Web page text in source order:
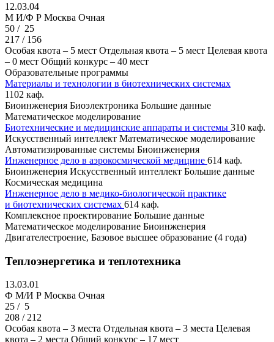
12.03.04
M И/Ф Р Москва Очная
50 / 25
217 / 156
Особая квота – 5 мест Отдельная квота – 5 мест Целевая квота
– 0 мест Общий конкурс – 40 мест
Образовательные программы
Материалы и технологии в биотехнических системах
1102 каф.
Биоинженерия Биоэлектроника Большие данные
Математическое моделирование
Биотехнические и медицинские аппараты и системы 310 каф.
Искусственный интеллект Математическое моделирование
Автоматизированные системы Биоинженерия
Инженерное дело в аэрокосмической медицине 614 каф.
Биоинженерия Искусственный интеллект Большие данные
Космическая медицина
Инженерное дело в медико-биологической практике
и биотехнических системах 614 каф.
Комплексное проектирование Большие данные
Математическое моделирование Биоинженерия
Двигателестроение, Базовое высшее образование (4 года)
Теплоэнергетика и теплотехника
13.03.01
Ф M/И Р Москва Очная
25 / 5
208 / 212
Особая квота – 3 места Отдельная квота – 3 места Целевая
квота – 2 места Общий конкурс – 17 мест